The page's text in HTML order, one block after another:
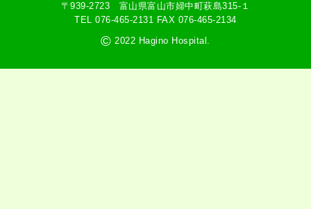
〒939-2723 富山県富山市婦中町萩島315‐１
TEL 076-465‐2131 FAX 076-465-2134
© 2022 Hagino Hospital.